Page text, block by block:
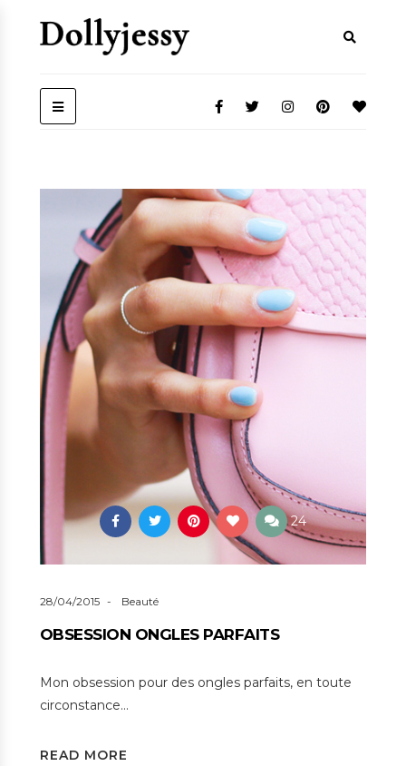
24
28/04/2015 Beauté
OBSESSION ONGLES PARFAITS
Mon obsession pour des ongles parfaits, en toute
circonstance…
READ MORE